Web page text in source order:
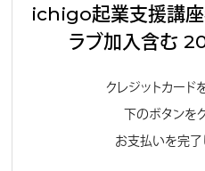
ichigo起業支援講座
ラブ加入含む
クレジットカード
下のボタンを
お支払いを完了